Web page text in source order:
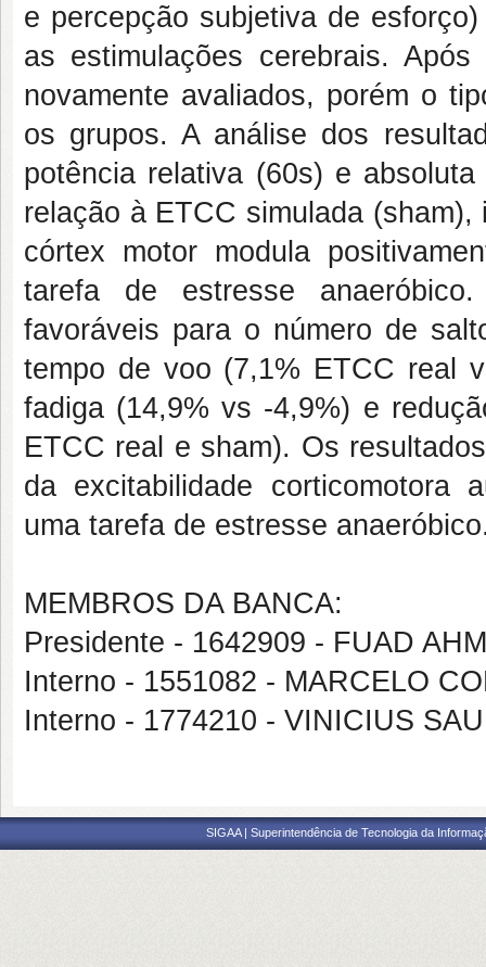
e percepção subjetiva de
as estimulações cerebrais.
novamente avaliados, porém o
os grupos. A análise dos
potência relativa (60s) e
relação à ETCC simulada
córtex motor modula
tarefa de estresse
favoráveis para o número de
tempo de voo (7,1% ETCC real
fadiga (14,9% vs -4,9%) e
ETCC real e sham). Os
da excitabilidade corticomotora
uma tarefa de estresse
MEMBROS DA BANCA:
Presidente - 1642909 - FUAD
Interno - 1551082 - MARCELO
Interno - 1774210 - VINICIUS
SIGAA | Superintendência de Tecnologia da